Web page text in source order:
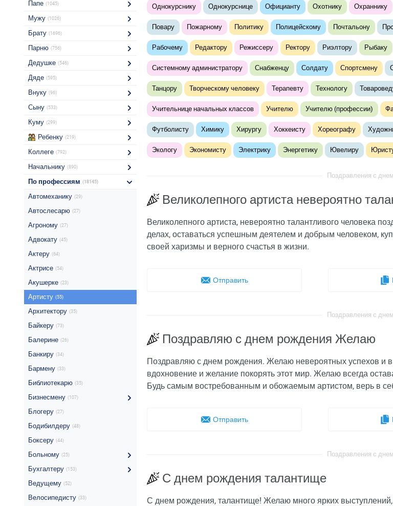
Папе (1045)
Мужу (1026)
Брату (1696)
Парню (756)
Дедушке (546)
Дяде (595)
Внуку (96)
Сыну (533)
Куму (299)
Ребенку (219)
Коллеге (792)
Начальнику (890)
По профессиям (18145)
Автомеханику (29)
Автослесарю (27)
Агроному (27)
Адвокату (45)
Актеру (64)
Актрисе (54)
Акушерке (23)
Артисту (55)
Архитектору (35)
Байкеру (73)
Балерине (26)
Банкиру (34)
Бармену (33)
Библиотекарю (35)
Бизнесмену (107)
Блогеру (27)
Бодибилдеру (48)
Боксеру (44)
Больному (25)
Бухгалтеру (153)
Ведущему (52)
Велосипедисту (33)
Однокурснику Однокурснице Официанту Охотнику Охраннику
Повару Пожарному Политику Полицейскому Почтальону
Рабочему Редактору Режиссеру Ректору Риэлтору Рыбаку
Системному администратору Снабженцу Солдату Спортсмену
Танцору Творческому человеку Терапевту Технологу
Учительнице начальных классов Учителю Учителю (профессии)
Футболисту Химику Хирургу Хоккеисту Хореографу
Экологу Экономисту Электрику Энергетику Ювелиру
Поздравления с
Великолепного артиста невероятно
Великолепного артиста, невероятно талантливого человека
делах, оставаться успешным деятелем и добрым человеком,
своей харизмы и верного счастья в жизни.
Отправить
Поздравления с
Поздравляю с днем рождения Желаю
Поздравляю с днем рождения. Желаю невероятных успехов и
вдохновение и желание покорять этот мир. Желаю всегда
Будь самым востребованным и обожаемым артистом, верь в
Отправить
Поздравления с
С днем рождения талантище
С днем рождения, талантище! Желаю много ярких